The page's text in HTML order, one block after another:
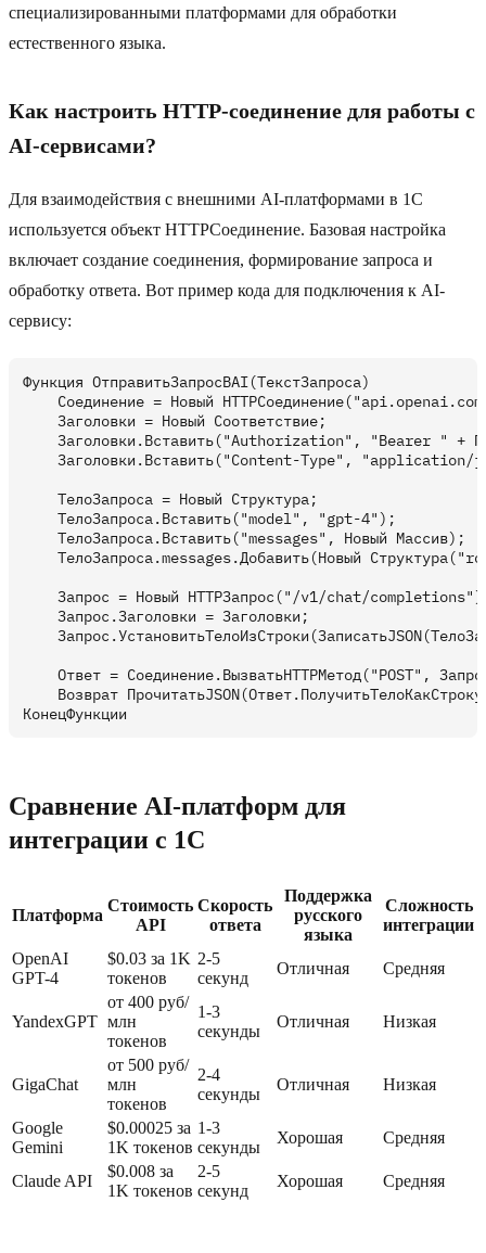
специализированными платформами для обработки
естественного языка.
Как настроить HTTP-соединение для работы с
AI-сервисами?
Для взаимодействия с внешними AI-платформами в 1C
используется объект HTTPСоединение. Базовая настройка
включает создание соединения, формирование запроса и
обработку ответа. Вот пример кода для подключения к AI-
сервису:
Функция ОтправитьЗапросВAI(ТекстЗапроса)
Соединение = Новый
    Заголовки = Новый Соответствие;
Заголовки.Вставить("Authorization", "Bearer " +
Заголовки.Вставить("Content-Type", "application/
    ТелоЗапроса = Новый Структура;
    ТелоЗапроса.Вставить("model", "gpt-4");
    ТелоЗапроса.Вставить("messages", Новый Массив);
ТелоЗапроса.messages.Добавить(Новый
Запрос = Новый HTTPЗапрос("/v1/chat/
    Запрос.Заголовки = Заголовки;
Ответ = Соединение.ВызватьHTTPМетод("POST",
Возврат
Сравнение AI-платформ для
интеграции с 1C
Платформа
Стоимость
API
Скорость
ответа
Поддержка
русского
языка
Сложность
интеграции
OpenAI
GPT-4
$0.03 за 1K
токенов
2-5
секунд
Отличная Средняя
YandexGPT
от 400 руб/
млн
токенов
1-3
секунды
Отличная Низкая
GigaChat
от 500 руб/
млн
токенов
2-4
секунды
Отличная Низкая
Google
Gemini
$0.00025 за
1K токенов
1-3
секунды
Хорошая Средняя
Claude API
$0.008 за
1K токенов
2-5
секунд
Хорошая Средняя